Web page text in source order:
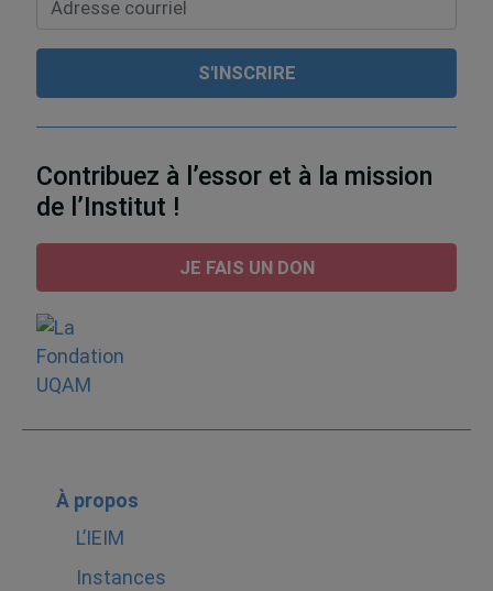
Contribuez à l’essor et à la mission
de l’Institut !
JE FAIS UN DON
À propos
L’IEIM
Instances